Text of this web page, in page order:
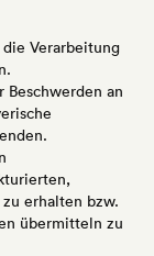
Verarbeitung
Beschwerden an
erhalten bzw.
übermitteln zu